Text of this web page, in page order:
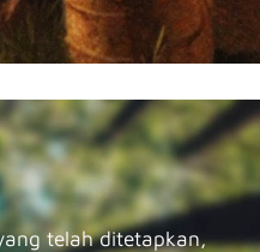
telah ditetapkan,